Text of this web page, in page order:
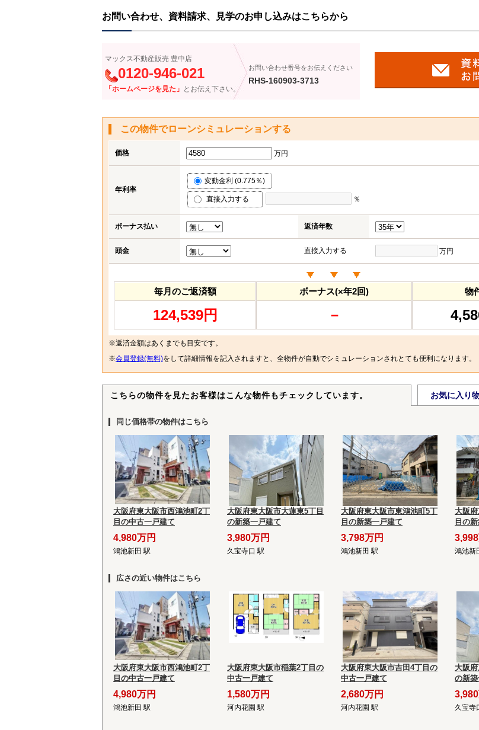
お問い合わせ、資料請求、見学のお申し込みはこちらから
マックス不動産販売 豊中店
0120-946-021
「ホームページを見た」 とお伝え下さい。
お問い合わせ番号をお伝えください
RHS-160903-3713
この物件でローンシミュレーションする
価格 万円
年利率
変動金利 (0.775％)
直接入力する ％
ボーナス払い 返済年数
頭金 直接入力する 万円
毎月のご返済額
124,539円
ボーナス(×年2回)
－
物
※返済金額はあくまでも目安です。
※会員登録(無料)をして詳細情報を記入されますと、全物件が自動でシミュレーションされとても便利になります。
こちらの物件を見たお客様はこんな物件もチェックしています。 お気に入り
同じ価格帯の物件はこちら
大阪府東大阪市西鴻池町2丁
目の中古一戸建て
4,980万円
鴻池新田 駅
大阪府東大阪市大蓮東5丁目
の新築一戸建て
3,980万円
久宝寺口 駅
大阪府東大阪市東鴻池町5丁
目の新築一戸建て
3,798万円
鴻池新田 駅
大阪
目の
鴻池新
広さの近い物件はこちら
大阪府東大阪市西鴻池町2丁
目の中古一戸建て
4,980万円
鴻池新田 駅
大阪府東大阪市稲葉2丁目の
中古一戸建て
1,580万円
河内花園 駅
大阪府東大阪市吉田4丁目の
中古一戸建て
2,680万円
河内花園 駅
大阪
の新
久宝寺